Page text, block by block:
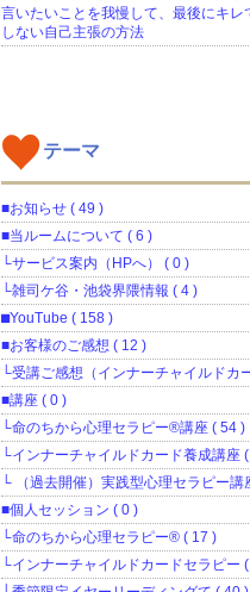
言いたいことを我慢して、最後にキレ
しない自己主張の方法
テーマ
■お知らせ ( 49 )
■当ルームについて ( 6 )
└サービス案内（HPへ） ( 0 )
└雑司ケ谷・池袋界隈情報 ( 4 )
⬛︎YouTube ( 158 )
■お客様のご感想 ( 12 )
└受講ご感想（インナーチャイルドカ
■講座 ( 0 )
└命のちから心理セラピー®講座 ( 54 )
└インナーチャイルドカード養成講座
└ （過去開催）実践型心理セラピー講
■個人セッション ( 0 )
└命のちから心理セラピー®️ ( 17 )
└インナーチャイルドカードセラピー